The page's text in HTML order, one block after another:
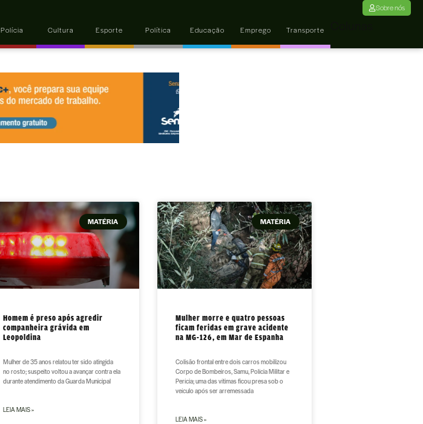
Polícia Cultura Esporte Política Educação Emprego Transporte
Sobre nós
MATÉRIA
Homem é preso após agredir
companheira grávida em
Leopoldina
Mulher de 35 anos relatou ter sido atingida
no rosto; suspeito voltou a avançar contra ela
durante atendimento da Guarda Municipal
LEIA MAIS »
MATÉRIA
Mulher morre e quatro pessoas
ficam feridas em grave acidente
na MG-126, em Mar de Espanha
Colisão frontal entre dois carros mobilizou
Corpo de Bombeiros, Samu, Polícia Militar e
Perícia; uma das vítimas ficou presa sob o
veículo após ser arremessada
LEIA MAIS »